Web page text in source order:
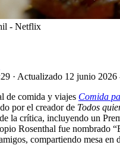
- Netflix
· Actualizado 12 junio 2026
de comida y viajes Comida
por el creador de Todos
la crítica, incluyendo un
Rosenthal fue nombrado
compartiendo mesa en